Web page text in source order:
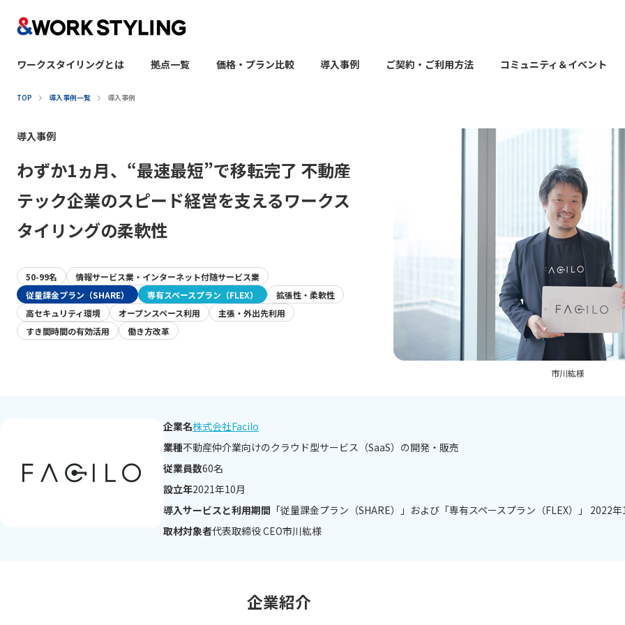
本文へ移動
ワークスタイリングとは 拠点一覧 価格・プラン比較 導入事例 ご契約・ご利用方法 コミュニティ＆イベント
TOP 導入事例一覧 導入事例
導入事例
わずか1ヵ月、“最速最短”で移転完了 不動産
テック企業のスピード経営を支えるワークス
タイリングの柔軟性
50-99名
情報サービス業・インターネット付随サービス業
従量課金プラン（SHARE）
専有スペースプラン（FLEX）
拡張性・柔軟性
高セキュリティ環境
オープンスペース利用
主張・外出先利用
すき間時間の有効活用
働き方改革
市川紘様
企業名株式会社Facilo
業種不動産仲介業向けのクラウド型サービス（SaaS）の開発・販売
従業員数60名
設立年2021年10月
導入サービスと利用期間 「従量課金プラン（SHARE）」および「専有スペースプラン（FLEX）」 2022
取材対象者代表取締役 CEO市川紘様
企業紹介